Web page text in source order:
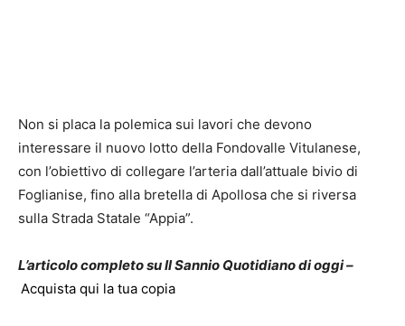
Non si placa la polemica sui lavori che devono
interessare il nuovo lotto della Fondovalle Vitulanese,
con l’obiettivo di collegare l’arteria dall’attuale bivio di
Foglianise, fino alla bretella di Apollosa che si riversa
sulla Strada Statale “Appia”.
L’articolo completo su Il Sannio Quotidiano di oggi –
Acquista qui la tua copia